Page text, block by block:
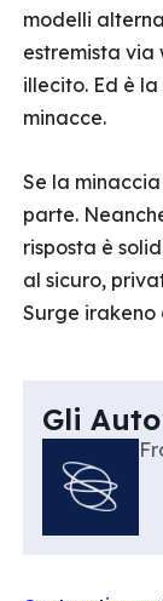
modelli
estremista via
illecito. Ed è
minacce.
Se la
parte.
risposta è
al sicuro,
Surge irakeno
Gli